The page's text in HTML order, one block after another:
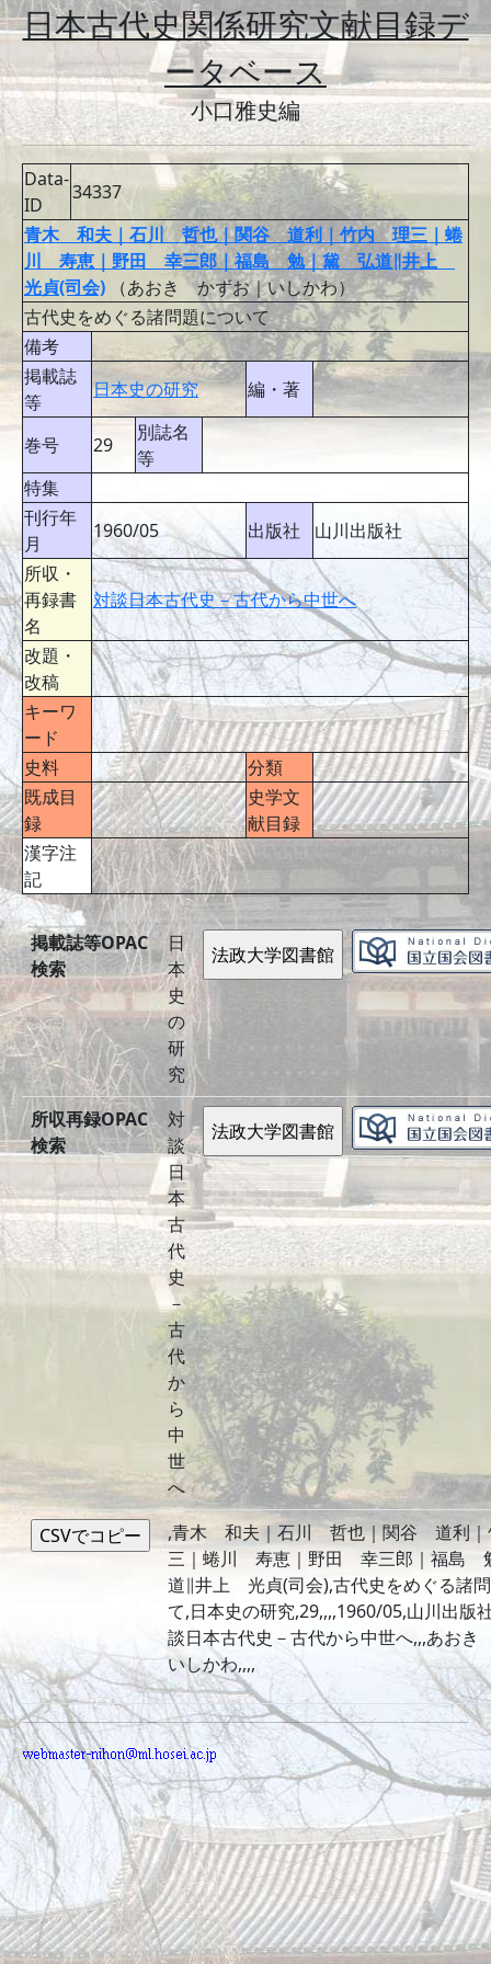
日本古代史関係研究文献目録デ
ータベース
小口雅史編
Data-
ID
34337
青木 和夫｜石川 哲也｜関谷 道利｜竹内 理三｜蜷
川 寿恵｜野田 幸三郎｜福島 勉｜黛 弘道∥井上
光貞(司会) （あおき かずお｜いしかわ）
古代史をめぐる諸問題について
備考
掲載誌
等
日本史の研究 編・著
巻号 29
別誌名
等
特集
刊行年
月
1960/05 出版社
山川出版社
所収・
再録書
名
対談日本古代史－古代から中世へ
改題・
改稿
キーワ
ード
史料
分類
既成目
録
史学文
献目録
漢字注
記
掲載誌等OPAC
検索
日
本
史
の
研
究
所収再録OPAC
検索
対
談
日
本
古
代
史
－
古
代
か
ら
中
世
へ
,青木 和夫｜石川 哲也｜関谷 道利
三｜蜷川 寿恵｜野田 幸三郎｜福島
道∥井上 光貞(司会),古代史をめぐる諸
て,日本史の研究,29,,,,1960/05,山川出版
談日本古代史－古代から中世へ,,,あお
いしかわ,,,,